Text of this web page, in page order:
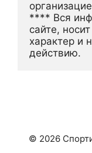
**** Вся
сайте,
характер и
действию.
© 2026